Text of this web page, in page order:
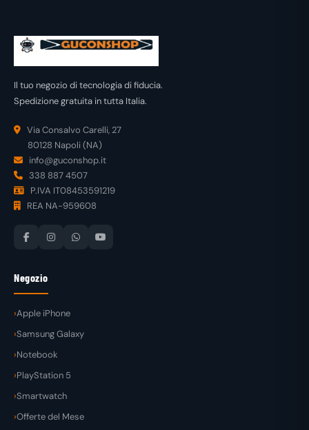
Il tuo negozio di tecnologia di fiducia.
Spedizione gratuita in tutta Italia.
Via Consalvo Carelli, 27
80128 Napoli (NA)
info@guconshop.it
338 887 4507
P.IVA IT08453591219
REA NA-959608
Negozio
Apple iPhone
Samsung Galaxy
Notebook
PlayStation 5
Smartwatch
Offerte del Mese